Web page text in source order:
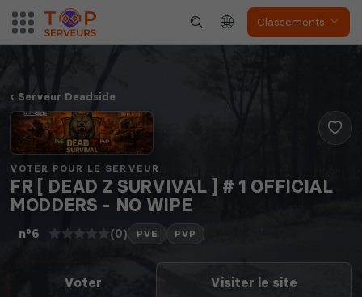
Classements
Serveur Deadside
VOTER POUR LE SERVEUR
FR [ DEAD Z SURVIVAL ] # 1 OFFICIAL
MODDERS - NO WIPE
n°6 (0) PVE PVP
Voter Visiter le site